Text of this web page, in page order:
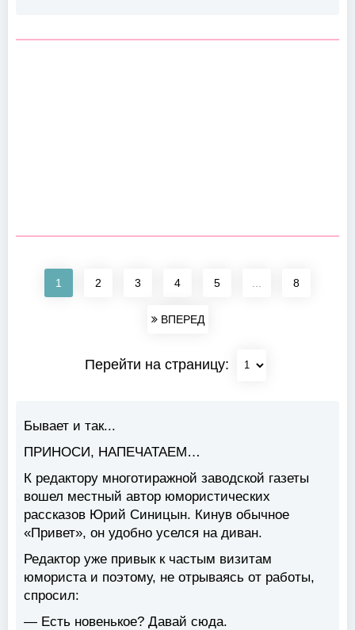
1 2 3 4 5 8
ВПЕРЕД
Перейти на страницу:
Бывает и так...
ПРИНОСИ, НАПЕЧАТАЕМ…
К редактору многотиражной заводской газеты
вошел местный автор юмористических
рассказов Юрий Синицын. Кинув обычное
«Привет», он удобно уселся на диван.
Редактор уже привык к частым визитам
юмориста и поэтому, не отрываясь от работы,
спросил:
— Есть новенькое? Давай сюда.